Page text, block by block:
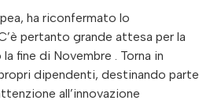
ha riconfermato lo
pertanto grande attesa per la
fine di Novembre . Torna in
dipendenti, destinando parte
all’innovazione